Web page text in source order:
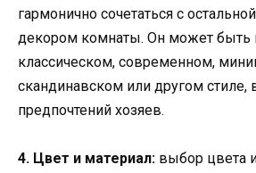
гармонично сочетаться с
декором комнаты. Он может быть
классическом, современном,
скандинавском или другом стиле,
предпочтений хозяев.
4. Цвет и материал: выбор цвета